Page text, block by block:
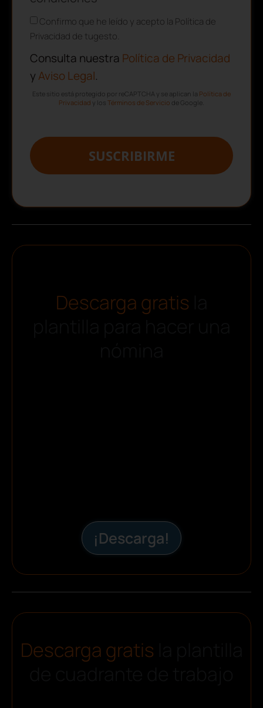
Confirmo que he leído y acepto la Política de
Privacidad de tugesto.
Consulta nuestra Política de Privacidad
y Aviso Legal.
Este sitio está protegido por reCAPTCHA y se aplican la Política de
Privacidad y los Términos de Servicio de Google.
SUSCRIBIRME
Descarga gratis
¡Descarga!
Descarga gratis